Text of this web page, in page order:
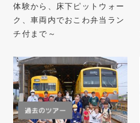
体験から、床下ピットウォー
ク、車両内でおこわ弁当ラン
チ付まで～